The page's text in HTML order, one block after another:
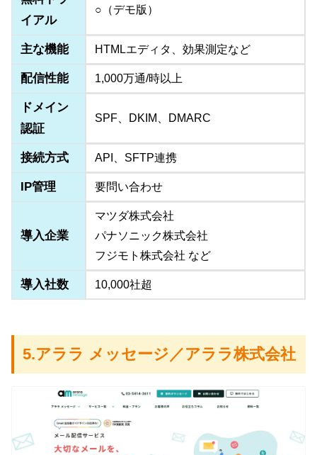
イアル
○（デモ版）
主な機能 HTMLエディタ、効果測定など
配信性能 1,000万通/時以上
ドメイン
認証
SPF、DKIM、DMARC
接続方式 API、SFTP連携
IP管理 要問い合わせ
導入企業
マツダ株式会社
パナソニック株式会社
フジモト株式会社 など
導入社数 10,000社超
5.アララ メッセージ／アララ株式会社